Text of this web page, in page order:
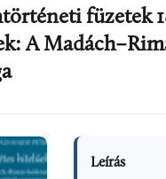
fü­ze­tek
A
Leírás